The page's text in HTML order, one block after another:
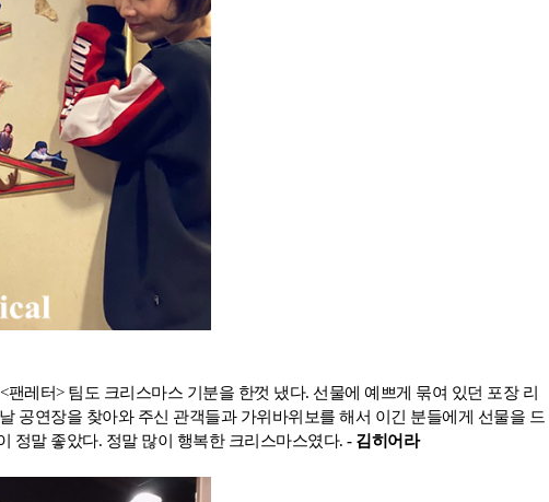
팬레터> 팀도 크리스마스 기분을 한껏 냈다. 선물에 예쁘게 묶여 있던 포장 리
공연장을 찾아와 주신 관객들과 가위바위보를 해서 이긴 분들에게 선물을 드
정말 좋았다. 정말 많이 행복한 크리스마스였다. - 김히어라